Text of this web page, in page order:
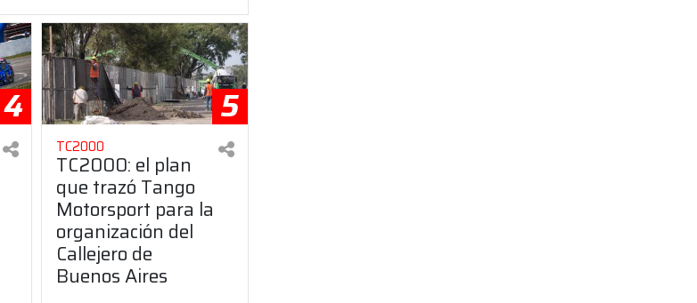
4 5
TC2000
TC2000: el plan
que trazó Tango
Motorsport para la
organización del
Callejero de
Buenos Aires